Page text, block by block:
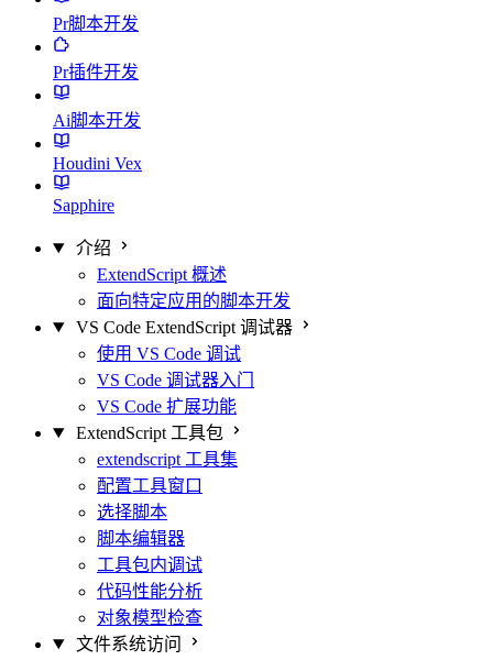
Pr脚本开发
Pr插件开发
Ai脚本开发
Houdini Vex
Sapphire
介绍
ExtendScript 概述
面向特定应用的脚本开发
VS Code ExtendScript 调试器
使用 VS Code 调试
VS Code 调试器入门
VS Code 扩展功能
ExtendScript 工具包
extendscript 工具集
配置工具窗口
选择脚本
脚本编辑器
工具包内调试
代码性能分析
对象模型检查
文件系统访问